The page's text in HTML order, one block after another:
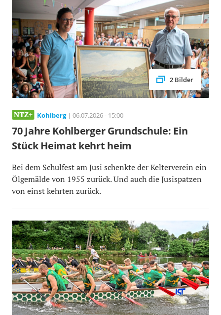
2 Bilder
Kohlberg| 06.07.2026 - 15:00
70 Jahre Kohlberger Grundschule: Ein
Stück Heimat kehrt heim
Bei dem Schulfest am Jusi schenkte der Kelterverein ein
Ölgemälde von 1955 zurück. Und auch die Jusispatzen
von einst kehrten zurück.